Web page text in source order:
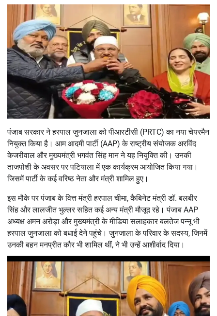
पंजाब सरकार ने हरपाल जुनजाला को पीआरटीसी (PRTC) का नया चेयरमैन
नियुक्त किया है। आम आदमी पार्टी (AAP) के राष्ट्रीय संयोजक अरविंद
केजरीवाल और मुख्यमंत्री भगवंत सिंह मान ने यह नियुक्ति की। उनकी
ताजपोशी के अवसर पर पटियाला में एक कार्यक्रम आयोजित किया गया।
जिसमें पार्टी के कई वरिष्ठ नेता और मंत्री शामिल हुए।
इस मौके पर पंजाब के वित्त मंत्री हरपाल चीमा, कैबिनेट मंत्री डॉ. बलबीर
सिंह और लालजीत भुल्लर सहित कई अन्य मंत्री मौजूद रहे। पंजाब AAP
अध्यक्ष अमन अरोड़ा और मुख्यमंत्री के मीडिया सलाहकार बलतेज पन्नू भी
हरपाल जुनजाला को बधाई देने पहुंचे। जुनजाला के परिवार के सदस्य, जिनमें
उनकी बहन मनप्रीत कौर भी शामिल थीं, ने भी उन्हें आशीर्वाद दिया।